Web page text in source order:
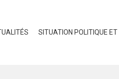
SITUATION POLITIQUE